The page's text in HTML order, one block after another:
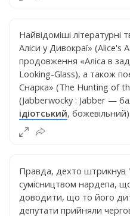
Найвідоміші
Аліси у Дивокраї» (Alice's
продовження «Аліса в
Looking-Glass), а також
Снарка» (The Hunting of
(Jabberwocky : Jabber —
ідіотський, божевільний).
Правда, дехто штрикнув
сумісництвом нардепа,
доводити, що то його
депутати прийняли